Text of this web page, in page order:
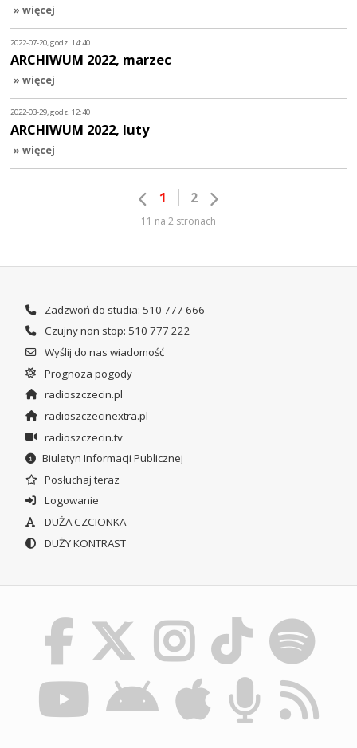
» więcej
2022-07-20, godz. 14:40
ARCHIWUM 2022, marzec
» więcej
2022-03-29, godz. 12:40
ARCHIWUM 2022, luty
» więcej
1 2
11 na 2 stronach
Zadzwoń do studia: 510 777 666
Czujny non stop: 510 777 222
Wyślij do nas wiadomość
Prognoza pogody
radioszczecin.pl
radioszczecinextra.pl
radioszczecin.tv
Biuletyn Informacji Publicznej
Posłuchaj teraz
Logowanie
DUŻA CZCIONKA
DUŻY KONTRAST